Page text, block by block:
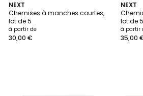
NEXT
Chemises à manches courtes,
lot de 5
à partir de
30,00 €
NEXT
lot de 5
à partir
35,00